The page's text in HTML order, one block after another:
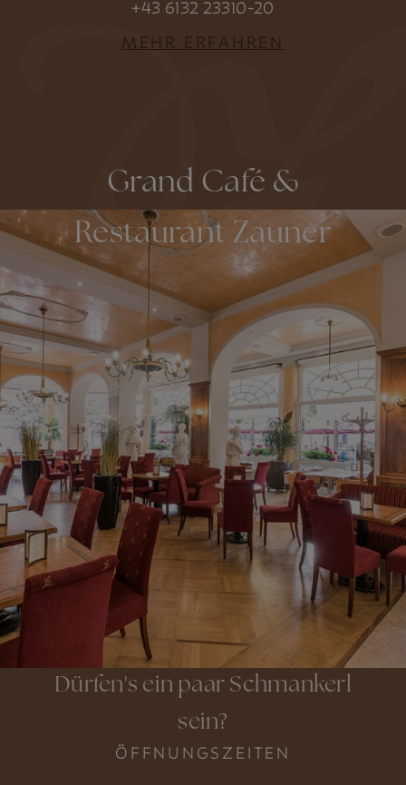
+43 6132 23310-20
MEHR ERFAHREN
Dürfen's ein paar Schmankerl
sein?
ÖFFNUNGSZEITEN
Grand Café &
Restaurant Zauner